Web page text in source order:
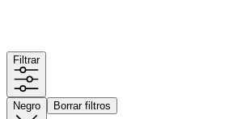
Filtrar
Negro Borrar filtros